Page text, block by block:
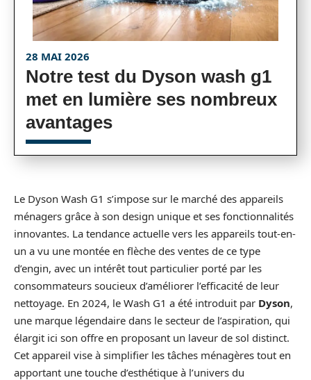
28 MAI 2026
Notre test du Dyson wash g1
met en lumière ses nombreux
avantages
Le Dyson Wash G1 s’impose sur le marché des appareils
ménagers grâce à son design unique et ses fonctionnalités
innovantes. La tendance actuelle vers les appareils tout-en-
un a vu une montée en flèche des ventes de ce type
d’engin, avec un intérêt tout particulier porté par les
consommateurs soucieux d’améliorer l’efficacité de leur
nettoyage. En 2024, le Wash G1 a été introduit par Dyson,
une marque légendaire dans le secteur de l’aspiration, qui
élargit ici son offre en proposant un laveur de sol distinct.
Cet appareil vise à simplifier les tâches ménagères tout en
apportant une touche d’esthétique à l’univers du